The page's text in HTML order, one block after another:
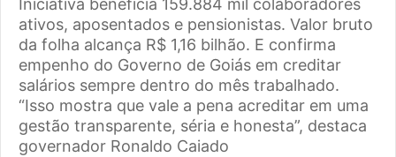
Iniciativa beneficia 159.884 mil colaboradores
ativos, aposentados e pensionistas. Valor bruto
da folha alcança R$ 1,16 bilhão. E confirma
empenho do Governo de Goiás em creditar
salários sempre dentro do mês trabalhado.
“Isso mostra que vale a pena acreditar em uma
gestão transparente, séria e honesta”, destaca
governador Ronaldo Caiado